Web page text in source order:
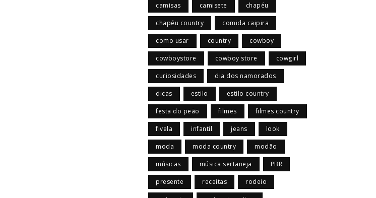
camisas camisete chapéu
chapéu country comida caipira
como usar country cowboy
cowboystore cowboy store cowgirl
curiosidades dia dos namorados
dicas estilo estilo country
festa do peão filmes filmes country
fivela infantil jeans look
moda moda country modão
músicas música sertaneja PBR
presente receitas rodeio